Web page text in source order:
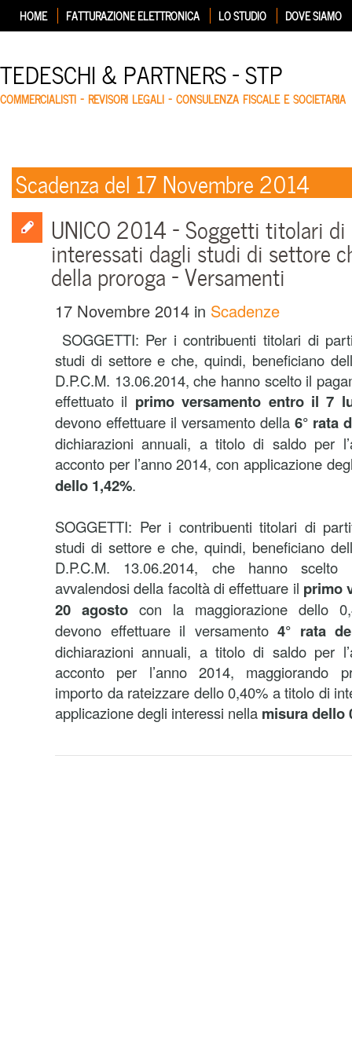
HOME FATTURAZIONE ELETTRONICA LO STUDIO DOVE SIAMO
TEDESCHI & PARTNERS – STP
COMMERCIALISTI – REVISORI LEGALI – CONSULENZA FISCALE E SOCIETARIA
Scadenza del 17 Novembre 2014
UNICO 2014 – Soggetti titolari
interessati dagli studi di settore
della proroga – Versamenti
17 Novembre 2014 in Scadenze
SOGGETTI: Per i contribuenti titolari di
studi di settore e che, quindi, beneficiano
D.P.C.M. 13.06.2014, che hanno scelto il
effettuato il primo versamento entro il 7
devono effettuare il versamento della 6° rata
dichiarazioni annuali, a titolo di saldo per
acconto per l’anno 2014, con applicazione
dello 1,42%.
SOGGETTI: Per i contribuenti titolari di
studi di settore e che, quindi, beneficiano
D.P.C.M. 13.06.2014, che hanno scelto
avvalendosi della facoltà di effettuare il primo
20 agosto con la maggiorazione dello
devono effettuare il versamento 4° rata
dichiarazioni annuali, a titolo di saldo per
acconto per l’anno 2014, maggiorando
importo da rateizzare dello 0,40% a titolo di
applicazione degli interessi nella misura dello